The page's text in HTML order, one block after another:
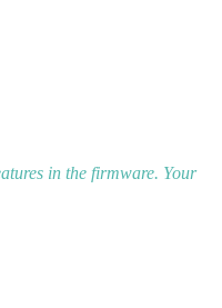
in the firmware. Your